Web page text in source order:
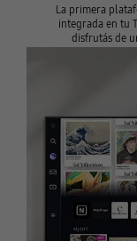
La primera
integrada en tu
disfrutás de